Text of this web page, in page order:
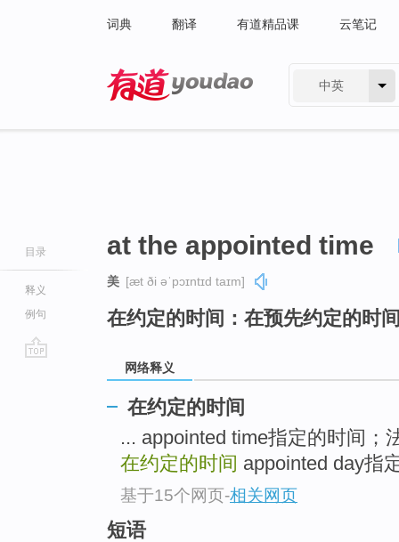
词典 翻译 有道精品课 云笔记
中英
目录
释义
例句
at the appointed time
美 [æt ði əˈpɔɪntɪd taɪm]
在约定的时间：在预先约定的时
网络释义
在约定的时间
... appointed time指定的时间；
在约定的时间 appointed day指
基于15个网页-相关网页
短语